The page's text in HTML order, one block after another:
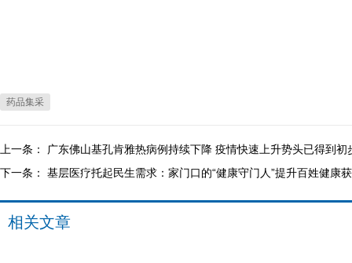
药品集采
上一条：
广东佛山基孔肯雅热病例持续下降 疫情快速上升势头已得到初
下一条： 基层医疗托起民生需求：家门口的“健康守门人”提升百姓健康
相关文章